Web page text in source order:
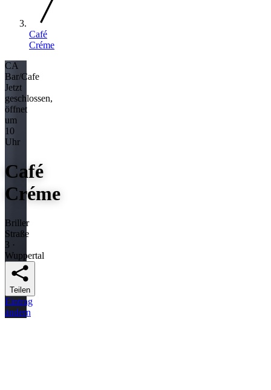
Café
Créme
CA
Bar/Cafe
Jetzt
geschlossen,
öffnet
um
10
Uhr
Café
Créme
Briller
Straße
3 ·
Wuppertal
Teilen
Eintrag
ändern